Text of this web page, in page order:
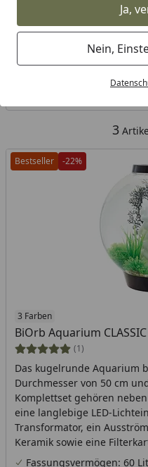
Ja,
Nein,
Ihre
Kategorien
3
Bestseller -22%
3 Farben
BiOrb Aquarium CLASSIC
(1)
Das kugelrunde Aquarium
Durchmesser von 50 cm
Komplettset gehören
eine langlebige LED-
Transformator, ein
Keramik sowie eine
Filtersystem ist am Boden
Fassungsvermögen: 60